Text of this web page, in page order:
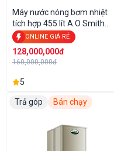
Máy nước nóng bơm nhiệt
tích hợp 455 lít A.O Smith
CAHP3.0-120-12-E
ONLINE GIÁ RẺ
128,000,000đ
160,000,000đ
5
Trả góp Bán chạy